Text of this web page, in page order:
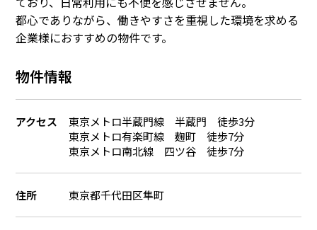
都心でありながら、働きやすさを重視した環境を求める
企業様におすすめの物件です。
物件情報
アクセス
東京メトロ半蔵門線 半蔵門 徒歩3分
東京メトロ有楽町線 麹町 徒歩7分
東京メトロ南北線 四ツ谷 徒歩7分
住所 東京都千代田区隼町